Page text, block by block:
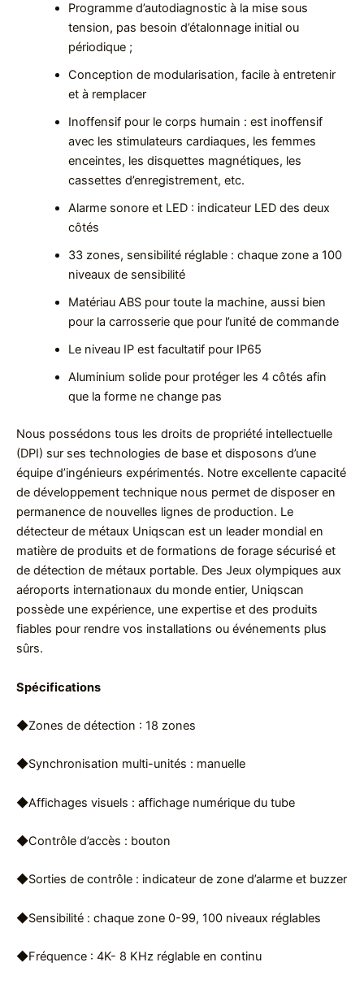
Programme d’autodiagnostic à la mise sous
tension, pas besoin d’étalonnage initial ou
périodique ;
Conception de modularisation, facile à entretenir
et à remplacer
Inoffensif pour le corps humain : est inoffensif
avec les stimulateurs cardiaques, les femmes
enceintes, les disquettes magnétiques, les
cassettes d’enregistrement, etc.
Alarme sonore et LED : indicateur LED des deux
côtés
33 zones, sensibilité réglable : chaque zone a 100
niveaux de sensibilité
Matériau ABS pour toute la machine, aussi bien
pour la carrosserie que pour l’unité de commande
Le niveau IP est facultatif pour IP65
Aluminium solide pour protéger les 4 côtés afin
que la forme ne change pas
Nous possédons tous les droits de propriété intellectuelle
(DPI) sur ses technologies de base et disposons d’une
équipe d’ingénieurs expérimentés. Notre excellente capacité
de développement technique nous permet de disposer en
permanence de nouvelles lignes de production. Le
détecteur de métaux Uniqscan est un leader mondial en
matière de produits et de formations de forage sécurisé et
de détection de métaux portable. Des Jeux olympiques aux
aéroports internationaux du monde entier, Uniqscan
possède une expérience, une expertise et des produits
fiables pour rendre vos installations ou événements plus
sûrs.
Spécifications
◆Zones de détection : 18 zones
◆Synchronisation multi-unités : manuelle
◆Affichages visuels : affichage numérique du tube
◆Contrôle d’accès : bouton
◆Sorties de contrôle : indicateur de zone d’alarme et buzzer
◆Sensibilité : chaque zone 0-99, 100 niveaux réglables
◆Fréquence : 4K- 8 KHz réglable en continu